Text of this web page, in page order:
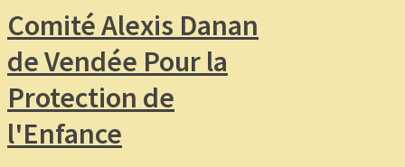
Comité Alexis Danan
de Vendée Pour la
Protection de
l'Enfance